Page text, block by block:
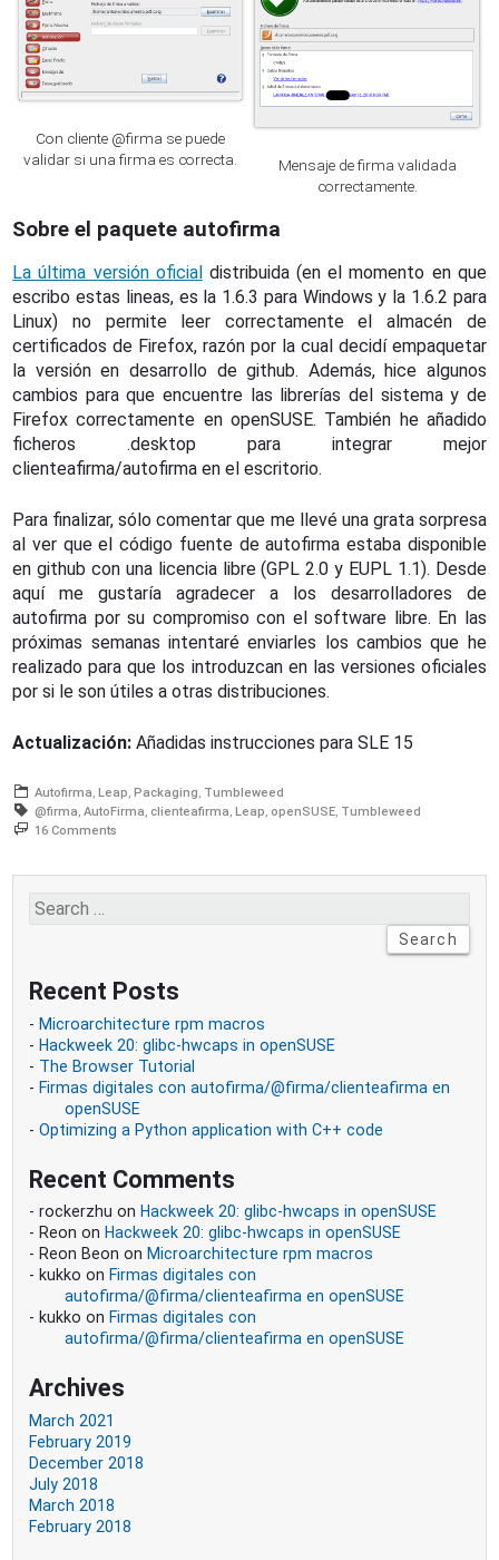
Con cliente @firma se puede
validar si una firma es correcta.
Mensaje de firma validada
correctamente.
Sobre el paquete autofirma
La última versión oficialdistribuida (en el momento en que
escribo estas lineas, es la 1.6.3 para Windows y la 1.6.2 para
Linux) no permite leer correctamente el almacén de
certificados de Firefox, razón por la cual decidí empaquetar
la versión en desarrollo de github. Además, hice algunos
cambios para que encuentre las librerías del sistema y de
Firefox correctamente en openSUSE. También he añadido
ficheros .desktop para integrar mejor
clienteafirma/autofirma en el escritorio.
Para finalizar, sólo comentar que me llevé una grata sorpresa
al ver que el código fuente de autofirma estaba disponible
en github con una licencia libre (GPL 2.0 y EUPL 1.1). Desde
aquí me gustaría agradecer a los desarrolladores de
autofirma por su compromiso con el software libre. En las
próximas semanas intentaré enviarles los cambios que he
realizado para que los introduzcan en las versiones oficiales
por si le son útiles a otras distribuciones.
Actualización: Añadidas instrucciones para SLE 15
Autofirma Leap Packaging Tumbleweed
@firma AutoFirma clienteafirma Leap openSUSE Tumbleweed
16 Commentson
con
autofirma/@firma/clienteafirma
openSUSE
Search
for:
Recent Posts
Microarchitecture rpm macros
Hackweek 20: glibc-hwcaps in openSUSE
The Browser Tutorial
Firmas digitales con autofirma/@firma/clienteafirma en
openSUSE
Optimizing a Python application with C++ code
Recent Comments
rockerzhu on Hackweek 20: glibc-hwcaps in openSUSE
Reon on Hackweek 20: glibc-hwcaps in openSUSE
Reon Beon on Microarchitecture rpm macros
kukko on Firmas digitales con
autofirma/@firma/clienteafirma en openSUSE
kukko on Firmas digitales con
autofirma/@firma/clienteafirma en openSUSE
Archives
March 2021
February 2019
December 2018
July 2018
March 2018
February 2018